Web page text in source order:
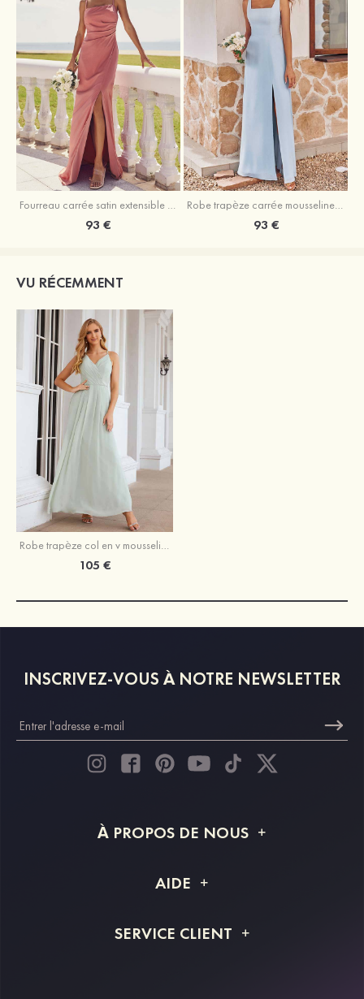
93 € 93 €
VU RÉCEMMENT
Robe trapèze col en v mousseline longueur ras du sol sans manches robe de demoiselle d'honneur
105 €
INSCRIVEZ-VOUS À NOTRE NEWSLETTER
À PROPOS DE NOUS
Livraison
AIDE
Retour et remboursement
SERVICE CLIENT